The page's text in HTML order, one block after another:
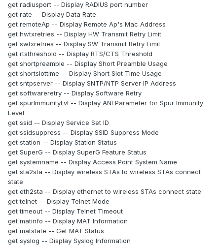
get radiusport -- Display RADIUS port number
get rate -- Display Data Rate
get remoteAp -- Display Remote Ap's Mac Address
get hwtxretries -- Display HW Transmit Retry Limit
get swtxretries -- Display SW Transmit Retry Limit
get rtsthreshold -- Display RTS/CTS Threshold
get shortpreamble -- Display Short Preamble Usage
get shortslottime -- Display Short Slot Time Usage
get sntpserver -- Display SNTP/NTP Server IP Address
get softwareretry -- Display Software Retry
get spurImmunityLvl -- Display ANI Parameter for Spur Immunity
Level
get ssid -- Display Service Set ID
get ssidsuppress -- Display SSID Suppress Mode
get station -- Display Station Status
get SuperG -- Display SuperG Feature Status
get systemname -- Display Access Point System Name
get sta2sta -- Display wireless STAs to wireless STAs connect
state
get eth2sta -- Display ethernet to wireless STAs connect state
get telnet -- Display Telnet Mode
get timeout -- Display Telnet Timeout
get matinfo -- Display MAT Information
get matstate -- Get MAT Status
get syslog -- Display Syslog Information